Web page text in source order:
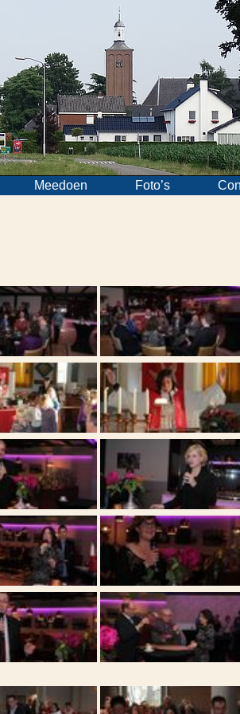
Meedoen Foto’s